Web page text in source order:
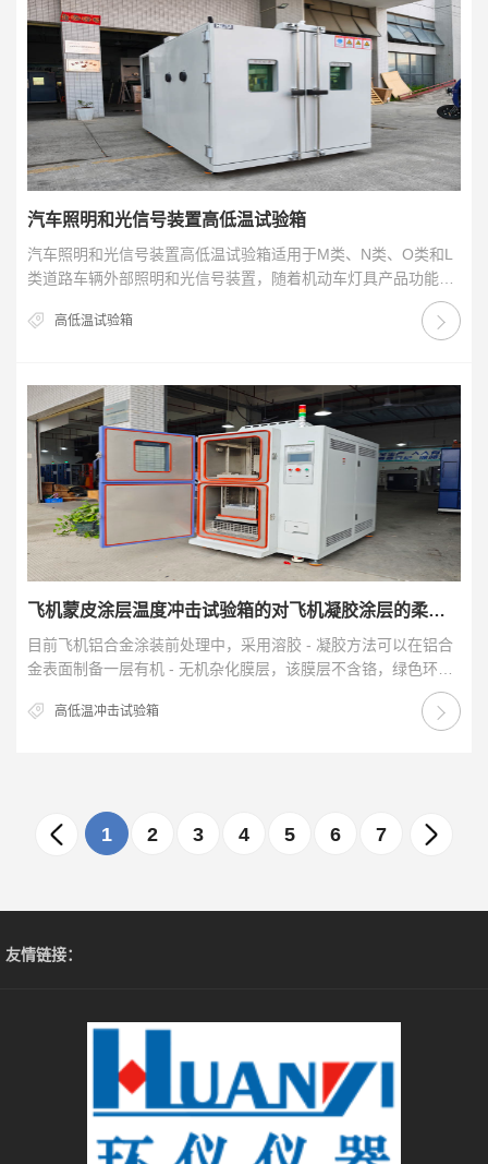
汽车照明和光信号装置高低温试验箱
汽车照明和光信号装置高低温试验箱适用于M类、N类、O类和L
类道路车辆外部照明和光信号装置，随着机动车灯具产品功能结
高低温试验箱
飞机蒙皮涂层温度冲击试验箱的对飞机凝胶涂层的柔韧性测试
目前飞机铝合金涂装前处理中，采用溶胶 - 凝胶方法可以在铝合
金表面制备一层有机 - 无机杂化膜层，该膜层不含铬，绿色环
高低温冲击试验箱
1 2 3 4 5 6 7
友情链接：